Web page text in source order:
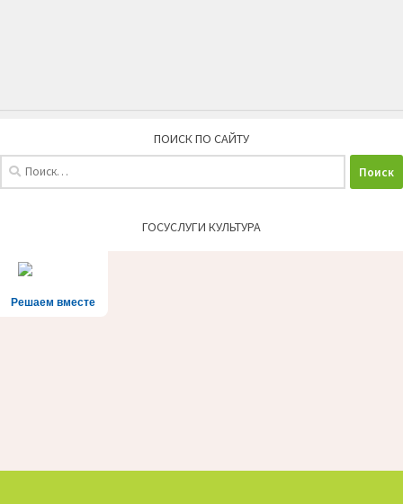
ПОИСК ПО САЙТУ
ГОСУСЛУГИ КУЛЬТУРА
Решаем вместе